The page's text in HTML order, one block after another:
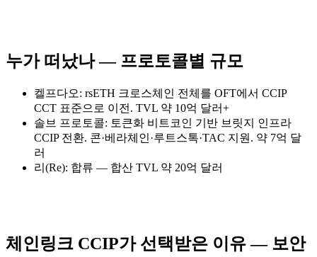
누가 떠났나 — 프로토콜별 규모
켈프다오: rsETH 크로스체인 전체를 OFT에서 CCIP
CCT 표준으로 이전. TVL 약 10억 달러+
솔브 프로토콜: 토큰화 비트코인 기반 브릿지 인프라
CCIP 전환. 콘·베라체인·루트스톡·TAC 지원. 약 7억 달
러
리(Re): 합류 — 합산 TVL 약 20억 달러
체인링크 CCIP가 선택받은 이유 — 보안